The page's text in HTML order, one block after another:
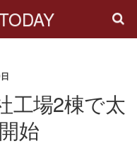
工場2棟で太
始